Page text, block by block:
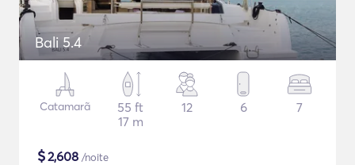
Bali 5.4
Catamarã
55 ft
17 m
12 6 7
$2,608 /noite